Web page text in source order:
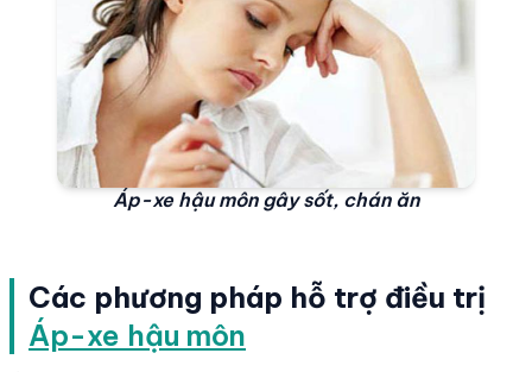
Áp-xe hậu môn gây sốt, chán ăn
Các phương pháp hỗ trợ điều trị
Áp-xe hậu môn